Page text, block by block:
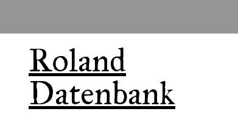
Roland
Datenbank